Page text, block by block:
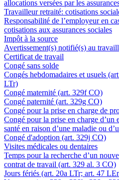
allocations versées par les
Travailleur retraité: cotisations
Responsabilité de l’employeur en
cotisations aux assurances sociales
Impôt à la source
Avertissement(s) notifié(s) au
Certificat de travail
Congé sans solde
Congés hebdomadaires et usuels
LTr)
Congé maternité (art. 329f CO)
Congé paternité (art. 329g CO)
Congé pour la prise en charge de
Congé pour la prise en charge d’un
santé en raison d’une maladie ou
Congé d'adoption (art. 329j CO)
Visites médicales ou dentaires
Temps pour la recherche d’un
contrat de travail (art. 329 al. 3 CO)
Jours fériés (art. 20a LTr; art. 47